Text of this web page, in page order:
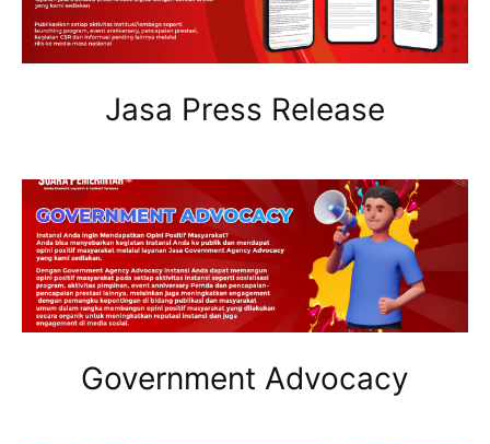
Jasa Press Release
Government Advocacy